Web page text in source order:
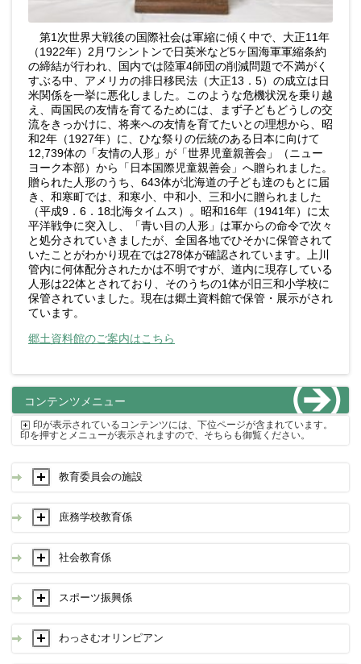
第1次世界大戦後の国際社会は軍縮に傾く中で、大正11年
（1922年）2月ワシントンで日英米など5ヶ国海軍軍縮条約
の締結が行われ、国内では陸軍4師団の削減問題で不満がく
すぶる中、アメリカの排日移民法（大正13．5）の成立は日
米関係を一挙に悪化しました。このような危機状況を乗り越
え、両国民の友情を育てるためには、まず子どもどうしの交
流をきっかけに、将来への友情を育てたいとの理想から、昭
和2年（1927年）に、ひな祭りの伝統のある日本に向けて
12,739体の「友情の人形」が「世界児童親善会」（ニュー
ヨーク本部）から「日本国際児童親善会」へ贈られました。
贈られた人形のうち、643体が北海道の子ども達のもとに届
き、和寒町では、和寒小、中和小、三和小に贈られました
（平成9．6．18北海タイムス）。昭和16年（1941年）に太
平洋戦争に突入し、「青い目の人形」は軍からの命令で次々
と処分されていきましたが、全国各地でひそかに保管されて
いたことがわかり現在では278体が確認されています。上川
管内に何体配分されたかは不明ですが、道内に現存している
人形は22体とされており、そのうちの1体が旧三和小学校に
保管されていました。現在は郷土資料館で保管・展示がされ
ています。
郷土資料館のご案内はこちら
コンテンツメニュー
印が表示されているコンテンツには、下位ページが含まれています。
印を押すとメニューが表示されますので、そちらも御覧ください。
教育委員会の施設
庶務学校教育係
社会教育係
スポーツ振興係
わっさむオリンピアン